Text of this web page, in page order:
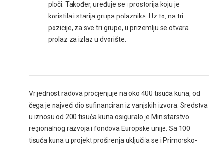
ploči. Također, uređuje se i prostorija koju je
koristila i starija grupa polaznika. Uz to, na tri
pozicije, za sve tri grupe, u prizemlju se otvara
prolaz za izlaz u dvorište.
Vrijednost radova procjenjuje na oko 400 tisuća kuna, od
čega je najveći dio sufinanciran iz vanjskih izvora. Sredstva
u iznosu od 200 tisuća kuna osiguralo je Ministarstvo
regionalnog razvoja i fondova Europske unije. Sa 100
tisuća kuna u projekt proširenja uključila se i Primorsko-